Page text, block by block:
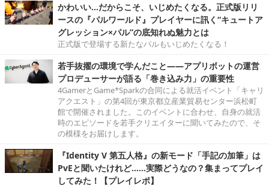
かわいい…だからこそ、いじめたくなる。正式版リリ
ースの『パルワールド』プレイヤーに訊く“キュートア
グレッション×パル”の底知れぬ魅力とは
正式版で登場する新たなパルもいじめたくなる！
若手抜擢の環境で学んだこと――アプリボットの運営
プロデューサーが語る「巻き込み力」の重要性
4GamerとGame*Sparkの合同による就活イベント「キャリ
アクエスト」の第4回が東京都立産業貿易センター浜松町
館で開催されました。このイベントに合わせ、自身の就活
時のエピソードを若手クリエイターに聞いてみたので、そ
の模様をお届けします。
『Identity V 第五人格』の新モード「手記の加筆」は
PvEと聞いたけれど……実際どうなの？集まってプレイ
してみた！【プレイレポ】